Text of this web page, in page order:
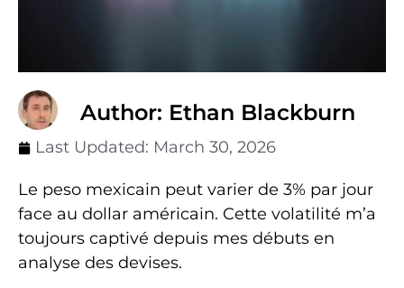
Author: Ethan Blackburn
Last Updated: March 30, 2026
Le peso mexicain peut varier de 3% par jour
face au dollar américain. Cette volatilité m’a
toujours captivé depuis mes débuts en
analyse des devises.